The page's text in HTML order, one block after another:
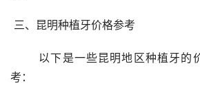
三、昆明种植牙价格参考
考：